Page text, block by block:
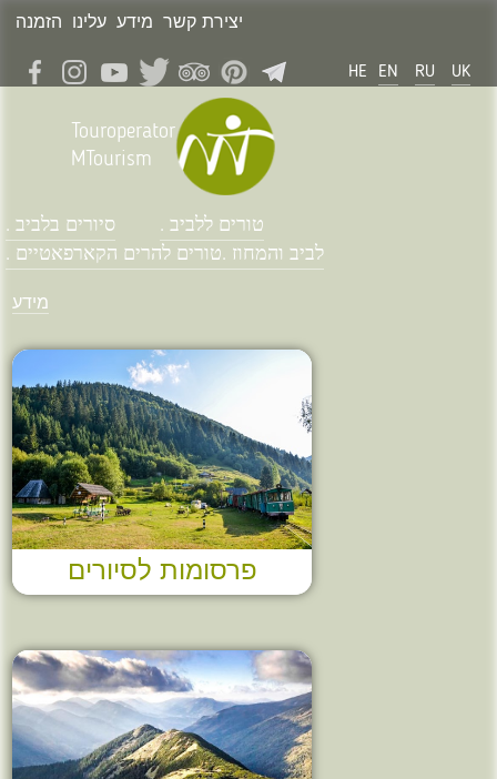
הזמנה עלינו מידע יצירת קשר
UK
RU
EN
HE
Touroperator
MTourism
טורים ללביב .
סיורים בלביב .
לביב והמחוז .טורים להרים הקארפאטיים .
מידע
פרסומות לסיורים